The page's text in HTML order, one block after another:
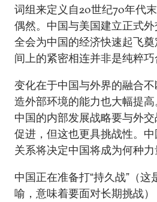
词组来定义自20世纪70年代
偶然。中国与美国建立正式
全会为中国的经济快速起飞
间上的紧密相连并非是纯粹巧
变化在于中国与外界的融合
造外部环境的能力也大幅提
中国的内部发展战略要与外
促进，但这也更具挑战性。
关系将决定中国将成为何种力
中国正在准备打“持久战”（
喻，意味着要面对长期挑战